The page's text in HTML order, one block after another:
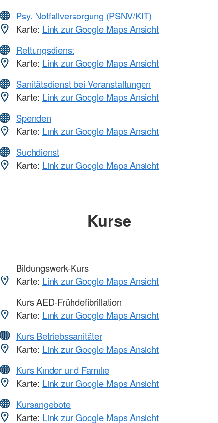
Psy. Notfallversorgung (PSNV/KIT)
Karte: Link zur Google Maps Ansicht
Rettungsdienst
Karte: Link zur Google Maps Ansicht
Sanitätsdienst bei Veranstaltungen
Karte: Link zur Google Maps Ansicht
Spenden
Karte: Link zur Google Maps Ansicht
Suchdienst
Karte: Link zur Google Maps Ansicht
Kurse
Bildungswerk-Kurs
Karte: Link zur Google Maps Ansicht
Kurs AED-Frühdefibrillation
Karte: Link zur Google Maps Ansicht
Kurs Betriebssanitäter
Karte: Link zur Google Maps Ansicht
Kurs Kinder und Familie
Karte: Link zur Google Maps Ansicht
Kursangebote
Karte: Link zur Google Maps Ansicht